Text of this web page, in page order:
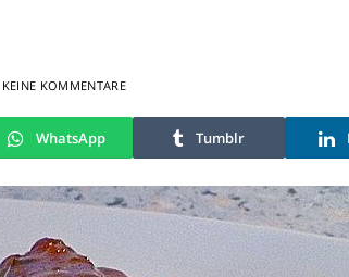
KEINE KOMMENTARE
WhatsApp Tumblr